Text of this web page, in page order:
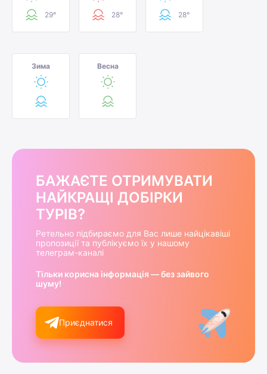
29° 28° 28°
Зима Весна
БАЖАЄТЕ ОТРИМУВАТИ
НАЙКРАЩІ ДОБІРКИ
ТУРІВ?
Ретельно підбираємо для Вас лише найцікавіші
пропозиції та публікуємо їх у нашому
телеграм-каналі
Тільки корисна інформація — без зайвого
шуму!
Приєднатися